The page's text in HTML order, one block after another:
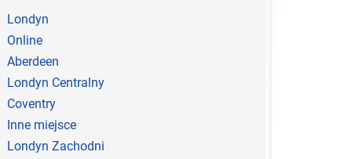
Londyn
Online
Aberdeen
Londyn Centralny
Coventry
Inne miejsce
Londyn Zachodni